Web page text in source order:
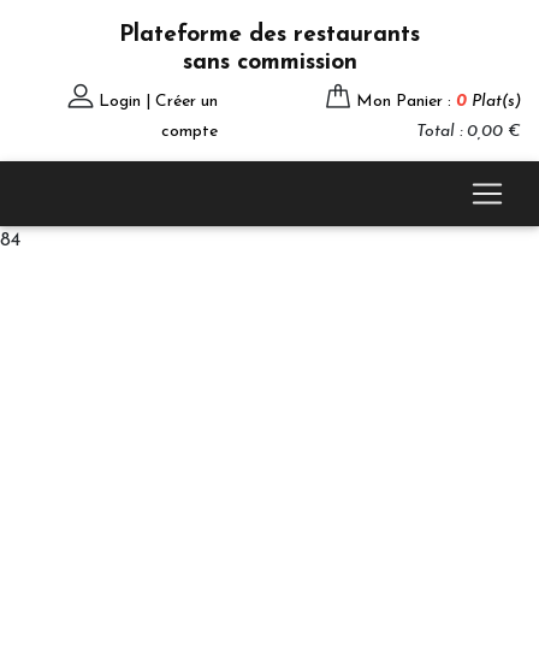
Plateforme des restaurants
sans commission
Login | Créer un
compte
Mon Panier : 0 Plat(s)
Total : 0,00 €
84